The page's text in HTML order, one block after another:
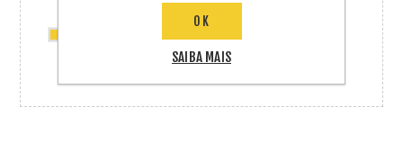
3 x Acessorio Ceramico Smart 2,40m Solar
OK
SAIBA MAIS